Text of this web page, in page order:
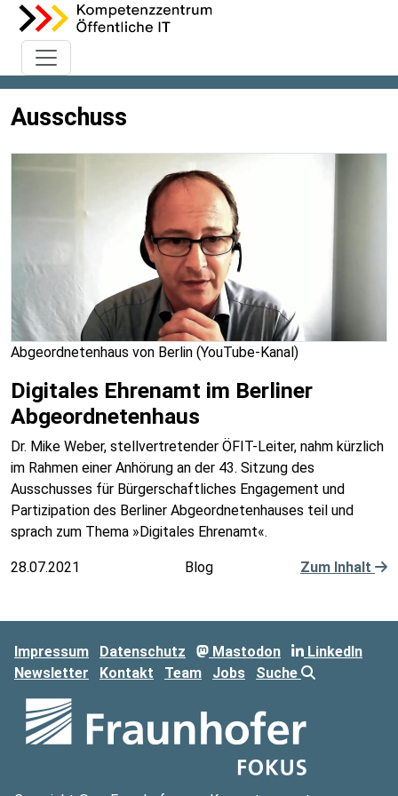
Ausschuss
Abgeordnetenhaus von Berlin (YouTube-Kanal)
Digitales Ehrenamt im Berliner
Abgeordnetenhaus
Dr. Mike Weber, stellvertretender ÖFIT-Leiter, nahm kürzlich
im Rahmen einer Anhörung an der 43. Sitzung des
Ausschusses für Bürgerschaftliches Engagement und
Partizipation des Berliner Abgeordnetenhauses teil und
sprach zum Thema »Digitales Ehrenamt«.
28.07.2021 Blog Zum Inhalt
Impressum Datenschutz Mastodon
LinkedIn
Newsletter
Kontakt Team Jobs Suche